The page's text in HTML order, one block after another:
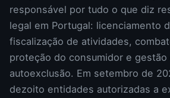
responsável por tudo o que diz
legal em Portugal: licenciamento
fiscalização de atividades,
proteção do consumidor e
autoexclusão. Em setembro de
dezoito entidades autorizadas a